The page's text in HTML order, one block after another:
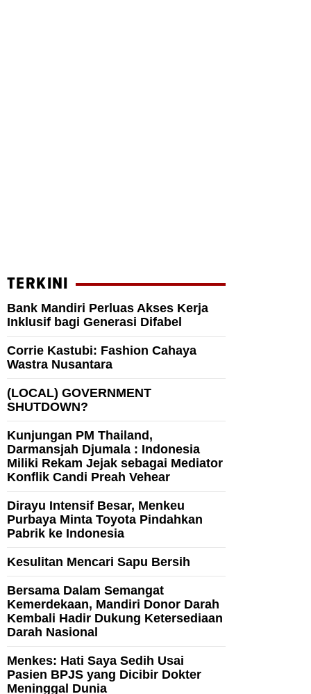
TERKINI
Bank Mandiri Perluas Akses Kerja
Inklusif bagi Generasi Difabel
Corrie Kastubi: Fashion Cahaya
Wastra Nusantara
(LOCAL) GOVERNMENT
SHUTDOWN?
Kunjungan PM Thailand,
Darmansjah Djumala : Indonesia
Miliki Rekam Jejak sebagai Mediator
Konflik Candi Preah Vehear
Dirayu Intensif Besar, Menkeu
Purbaya Minta Toyota Pindahkan
Pabrik ke Indonesia
Kesulitan Mencari Sapu Bersih
Bersama Dalam Semangat
Kemerdekaan, Mandiri Donor Darah
Kembali Hadir Dukung Ketersediaan
Darah Nasional
Menkes: Hati Saya Sedih Usai
Pasien BPJS yang Dicibir Dokter
Meninggal Dunia